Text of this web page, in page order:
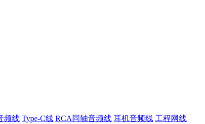
频线 Type-C线 RCA同轴音频线 耳机音频线 工程网线